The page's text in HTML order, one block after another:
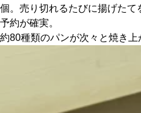
個。売り切れるたびに揚げたて
予約が確実。
約80種類のパンが次々と焼き上